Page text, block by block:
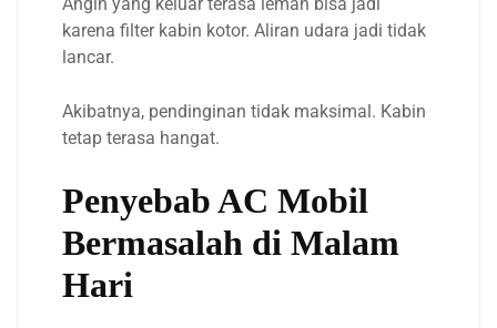
karena filter kabin kotor. Aliran udara jadi tidak
lancar.
Akibatnya, pendinginan tidak maksimal. Kabin
tetap terasa hangat.
Penyebab AC Mobil
Bermasalah di Malam
Hari